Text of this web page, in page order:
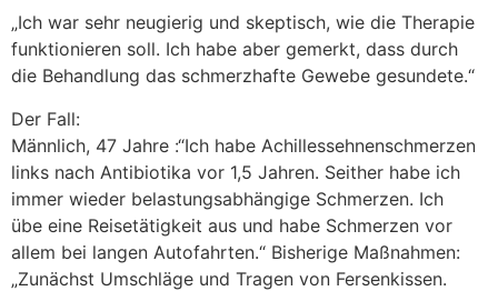
„Ich war sehr neugierig und skeptisch, wie die Therapie
funktionieren soll. Ich habe aber gemerkt, dass durch
die Behandlung das schmerzhafte Gewebe gesundete.“
Der Fall:
Männlich, 47 Jahre :“Ich habe Achillessehnenschmerzen
links nach Antibiotika vor 1,5 Jahren. Seither habe ich
immer wieder belastungsabhängige Schmerzen. Ich
übe eine Reisetätigkeit aus und habe Schmerzen vor
allem bei langen Autofahrten.“ Bisherige Maßnahmen:
„Zunächst Umschläge und Tragen von Fersenkissen.